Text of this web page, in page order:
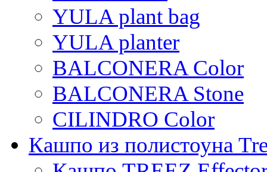
YULA plant bag
YULA planter
BALCONERA Color
BALCONERA Stone
CILINDRO Color
Кашпо из полистоуна